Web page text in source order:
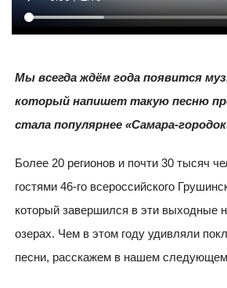
Мы всегда ждём года появится
который напишет такую песню
стала популярнее «Самара-
Более 20 регионов и почти 30 тысяч
гостями 46-го всероссийского
который завершился в эти выходные
озерах. Чем в этом году удивляли
песни, расскажем в нашем